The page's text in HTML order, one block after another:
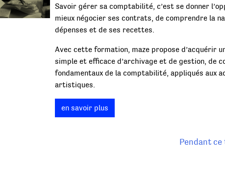
Savoir gérer sa comptabilité, c’est se donner
mieux négocier ses contrats, de comprendre la
dépenses et de ses recettes.
Avec cette formation, maze propose d’acquérir
simple et efficace d’archivage et de gestion, de
fondamentaux de la comptabilité, appliqués aux
artistiques.
en savoir plus
Pendant ce